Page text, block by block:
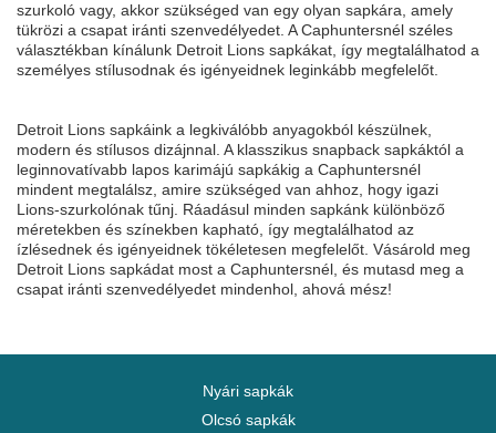
szurkoló vagy, akkor szükséged van egy olyan sapkára, amely
tükrözi a csapat iránti szenvedélyedet. A Caphuntersnél széles
választékban kínálunk Detroit Lions sapkákat, így megtalálhatod a
személyes stílusodnak és igényeidnek leginkább megfelelőt.
Detroit Lions sapkáink a legkiválóbb anyagokból készülnek,
modern és stílusos dizájnnal. A klasszikus snapback sapkáktól a
leginnovatívabb lapos karimájú sapkákig a Caphuntersnél
mindent megtalálsz, amire szükséged van ahhoz, hogy igazi
Lions-szurkolónak tűnj. Ráadásul minden sapkánk különböző
méretekben és színekben kapható, így megtalálhatod az
ízlésednek és igényeidnek tökéletesen megfelelőt. Vásárold meg
Detroit Lions sapkádat most a Caphuntersnél, és mutasd meg a
csapat iránti szenvedélyedet mindenhol, ahová mész!
Nyári sapkák
Olcsó sapkák